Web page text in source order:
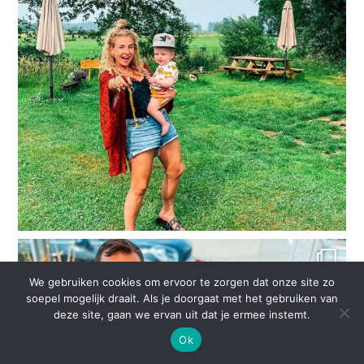
We gebruiken cookies om ervoor te zorgen dat onze site zo
soepel mogelijk draait. Als je doorgaat met het gebruiken van
deze site, gaan we ervan uit dat je ermee instemt.
Ok